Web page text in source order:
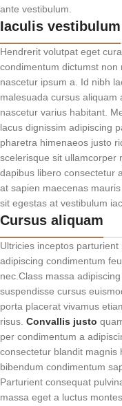
ante vestibulum.
Iaculis vestibulum
Hendrerit volutpat eget
condimentum dictumst
nascetur ipsum a. Id nibh
malesuada cursus aliquam
nascetur varius habitant.
lacus dignissim adipiscing
pharetra himenaeos justo
scelerisque sit ullamcorper
dapibus libero consectetur
at sapien maecenas
sit egestas at vestibulum
Cursus aliquam
Ultricies inceptos
adipiscing condimentum
nec.Class massa
suspendisse cursus
porta placerat vivamus
risus. Convallis justo
per condimentum a
consectetur blandit magnis
bibendum condimentum
Parturient consequat
massa eget a luctus